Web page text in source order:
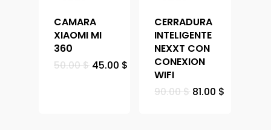
CAMARA
XIAOMI MI
360
50.00$ 45.00 $
CERRADURA
INTELIGENTE
NEXXT CON
CONEXION
WIFI
90.00$ 81.00 $